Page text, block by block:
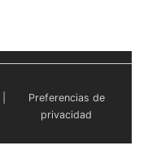
Preferencias de
privacidad